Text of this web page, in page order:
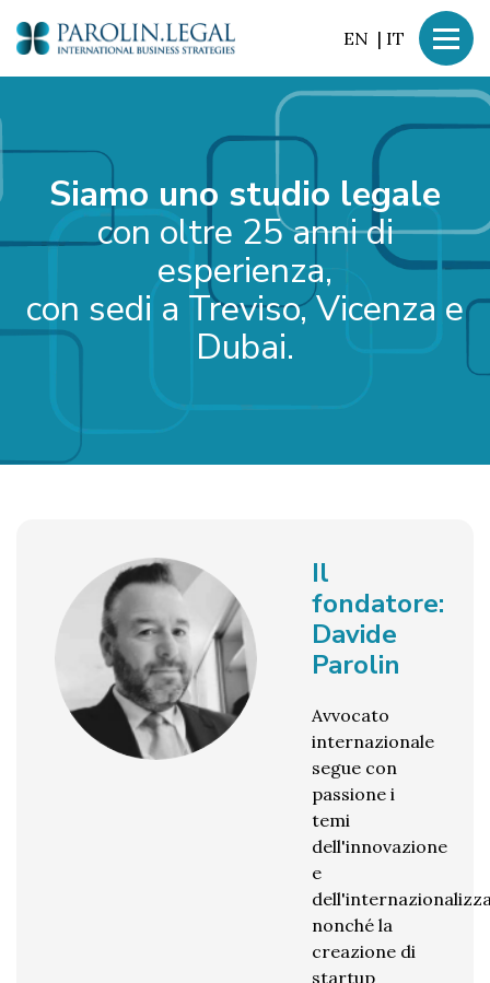
EN | IT
Siamo uno studio legale
con oltre 25 anni di
esperienza,
con sedi a Treviso, Vicenza e
Dubai.
Il
fondatore:
Davide
Parolin
Avvocato
internazionale
segue con
passione i
temi
dell'innovazione
e
nonché la
creazione di
startup